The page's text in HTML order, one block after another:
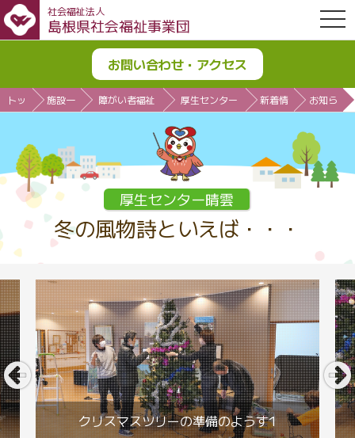
社会福祉法人
島根県社会福祉事業団
お問い合わせ・アクセス
トッ
施設一
障がい者福祉
厚生センター
新着情
お知ら
厚生センター晴雲
冬の風物詩といえば・・・
クリスマスツリーの準備のようす1